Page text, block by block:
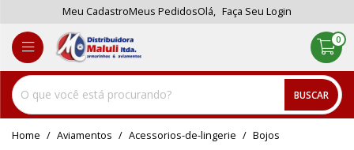
Meu CadastroMeus PedidosOlá, Faça Seu Login
BUSCAR
0
home Aviamentos acessorios-de-lingerie bojos